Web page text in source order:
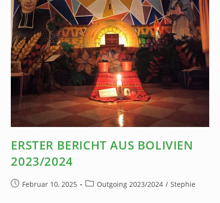
ERSTER BERICHT AUS BOLIVIEN
2023/2024
Februar 10, 2025 Outgoing 2023/2024 / Stephie